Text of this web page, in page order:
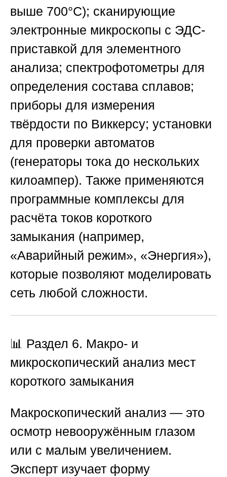
выше 700°C); сканирующие
электронные микроскопы с ЭДС-
приставкой для элементного
анализа; спектрофотометры для
определения состава сплавов;
приборы для измерения
твёрдости по Виккерсу; установки
для проверки автоматов
(генераторы тока до нескольких
килоампер). Также применяются
программные комплексы для
расчёта токов короткого
замыкания (например,
«Аварийный режим», «Энергия»),
которые позволяют моделировать
сеть любой сложности.
📊 Раздел 6. Макро- и
микроскопический анализ мест
короткого замыкания
Макроскопический анализ — это
осмотр невооружённым глазом
или с малым увеличением.
Эксперт изучает форму